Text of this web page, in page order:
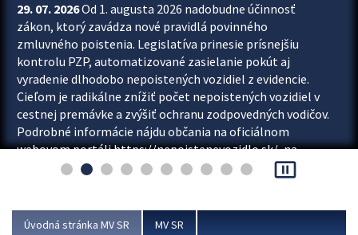
29. 07. 2026Od 1. augusta 2026 nadobudne účinnosť
zákon, ktorý zavádza nové pravidlá povinného
zmluvného poistenia. Legislatíva prinesie prísnejšiu
kontrolu PZP, automatizované zasielanie pokút aj
vyradenie dlhodobo nepoistených vozidiel z evidencie.
Cieľom je radikálne znížiť počet nepoistených vozidiel v
cestnej premávke a zvýšiť ochranu zodpovedných vodičov.
Podrobné informácie nájdu občania na oficiálnom
webovom portáli https://nepoistenevozidlo.sk/, na
ktorom od augusta pribudne aj možnosť overiť si...
pause_presentation
Úvodná stránka MV SR MV SR